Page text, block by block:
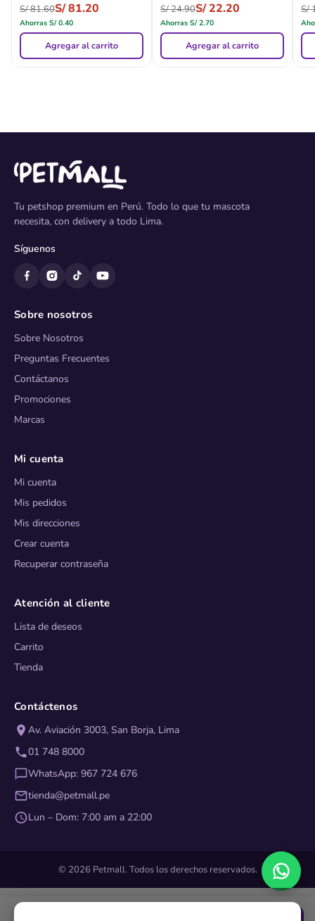
S/81.60S/81.20
Ahorras S/0.40
Agregar al carrito
S/24.90S/22.20
Ahorras S/2.70
Agregar al carrito
S/
Tu petshop premium en Perú. Todo lo que tu mascota
necesita, con delivery a todo Lima.
Síguenos
Sobre nosotros
Sobre Nosotros
Preguntas Frecuentes
Contáctanos
Promociones
Marcas
Mi cuenta
Mi cuenta
Mis pedidos
Mis direcciones
Crear cuenta
Recuperar contraseña
Atención al cliente
Lista de deseos
Carrito
Tienda
Contáctenos
Av. Aviación 3003, San Borja, Lima
01 748 8000
WhatsApp: 967 724 676
tienda@petmall.pe
Lun – Dom: 7:00 am a 22:00
© 2026 Petmall. Todos los derechos reservados.